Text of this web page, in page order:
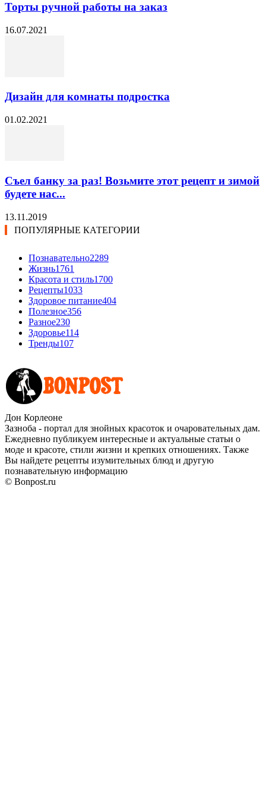
Торты ручной работы на заказ
16.07.2021
Дизайн для комнаты подростка
01.02.2021
Съел банку за раз! Возьмите этот рецепт и зимой
будете нас...
13.11.2019
ПОПУЛЯРНЫЕ КАТЕГОРИИ
Познавательно2289
Жизнь1761
Красота и стиль1700
Рецепты1033
Здоровое питание404
Полезное356
Разное230
Здоровье114
Тренды107
Дон Корлеоне
Зазноба - портал для знойных красоток и очаровательных дам.
Ежедневно публикуем интересные и актуальные статьи о
моде и красоте, стили жизни и крепких отношениях. Также
Вы найдете рецепты изумительных блюд и другую
познавательную информацию
© Bonpost.ru